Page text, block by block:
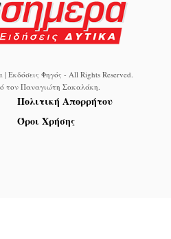
Φηγός - All Rights Reserved.
τον Παναγιώτη Σακαλάκη
Πολιτική Απορρήτου
Όροι Χρήσης